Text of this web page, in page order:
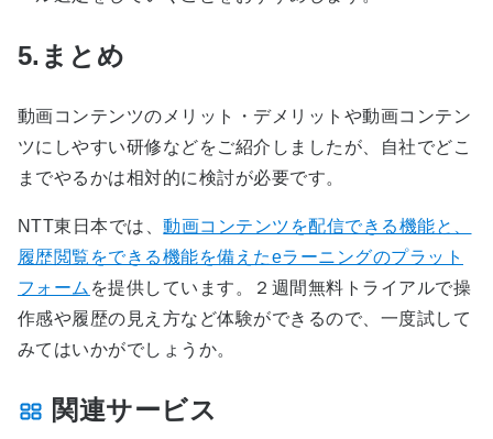
5.まとめ
動画コンテンツのメリット・デメリットや動画コンテン
ツにしやすい研修などをご紹介しましたが、自社でどこ
までやるかは相対的に検討が必要です。
NTT東日本では、動画コンテンツを配信できる機能と、
履歴閲覧をできる機能を備えたeラーニングのプラット
フォーム を提供しています。２週間無料トライアルで操
作感や履歴の見え方など体験ができるので、一度試して
みてはいかがでしょうか。
関連サービス